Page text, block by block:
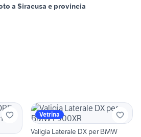
a Siracusa e provincia
Vetrina
Valigia Laterale DX per BMW